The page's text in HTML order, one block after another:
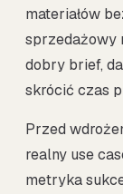
materiałów
sprzedażowy
dobry brief,
skrócić czas
Przed
realny use
metryka